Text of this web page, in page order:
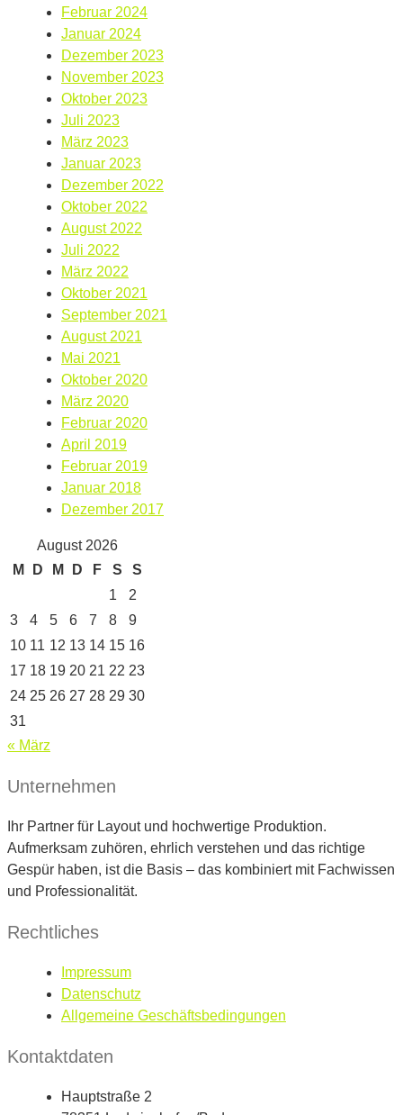
Februar 2024
Januar 2024
Dezember 2023
November 2023
Oktober 2023
Juli 2023
März 2023
Januar 2023
Dezember 2022
Oktober 2022
August 2022
Juli 2022
März 2022
Oktober 2021
September 2021
August 2021
Mai 2021
Oktober 2020
März 2020
Februar 2020
April 2019
Februar 2019
Januar 2018
Dezember 2017
August 2026
M
D M D F S
S
1
2
3
4 5 6 7 8
9
10 11 12 13 14 15 16
17 18 19 20 21 22 23
24 25 26 27 28 29 30
31
« März
Unternehmen
Ihr Partner für Layout und hochwertige Produktion.
Aufmerksam zuhören, ehrlich verstehen und das richtige
Gespür haben, ist die Basis – das kombiniert mit Fachwissen
und Professionalität.
Rechtliches
Impressum
Datenschutz
Allgemeine Geschäftsbedingungen
Kontaktdaten
Hauptstraße 2